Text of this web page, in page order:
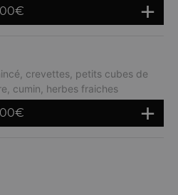
€
crevettes, petits cubes de
cumin, herbes fraiches
€